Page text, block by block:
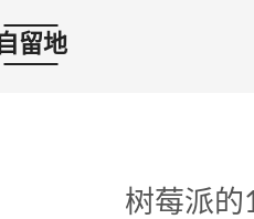
留地
树莓派的